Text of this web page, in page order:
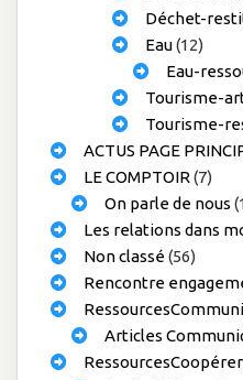
Déchet-
Eau(12)
Eau-
Tourisme-
Tourisme-
ACTUS PAGE
LE COMPTOIR (7)
On parle de nous
Les relations dans
Non classé(56)
Rencontre
Articles
RessourcesCoopérer